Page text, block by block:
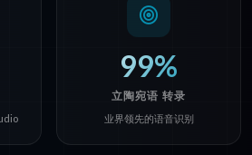
99%
立陶宛语 转录
业界领先的语音识别